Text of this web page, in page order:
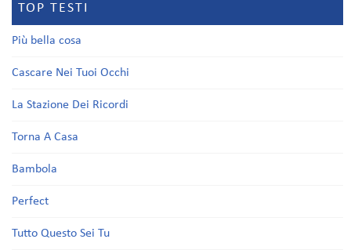
TOP TESTI
Più bella cosa
Cascare Nei Tuoi Occhi
La Stazione Dei Ricordi
Torna A Casa
Bambola
Perfect
Tutto Questo Sei Tu